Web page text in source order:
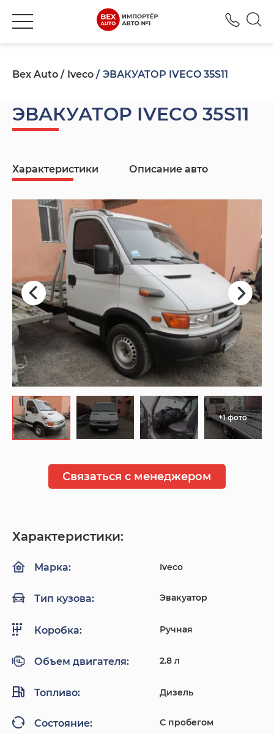
Bex Auto Iveco ЭВАКУАТОР IVECO 35S11
ЭВАКУАТОР IVECO 35S11
Характеристики Описание авто
+1 фото
Связаться с менеджером
Характеристики:
Марка: Iveco
Тип кузова: Эвакуатор
Коробка: Ручная
Объем двигателя: 2.8 л
Топливо: Дизель
Состояние: С пробегом